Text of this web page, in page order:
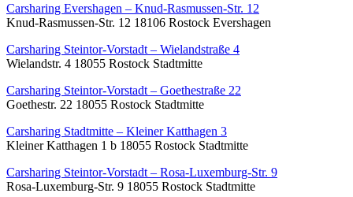
Carsharing Evershagen – Knud-Rasmussen-Str. 12
Knud-Rasmussen-Str. 12 18106 Rostock Evershagen
Carsharing Steintor-Vorstadt – Wielandstraße 4
Wielandstr. 4 18055 Rostock Stadtmitte
Carsharing Steintor-Vorstadt – Goethestraße 22
Goethestr. 22 18055 Rostock Stadtmitte
Carsharing Stadtmitte – Kleiner Katthagen 3
Kleiner Katthagen 1 b 18055 Rostock Stadtmitte
Carsharing Steintor-Vorstadt – Rosa-Luxemburg-Str. 9
Rosa-Luxemburg-Str. 9 18055 Rostock Stadtmitte